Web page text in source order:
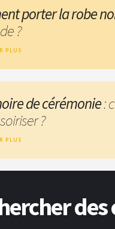
porter la robe
?
PLUS
de cérémonie:
?
PLUS
des